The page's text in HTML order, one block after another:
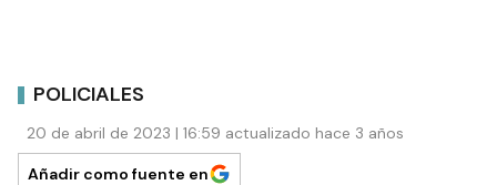
POLICIALES
20 de abril de 2023 | 16:59 actualizado hace 3 años
Añadir como fuente en